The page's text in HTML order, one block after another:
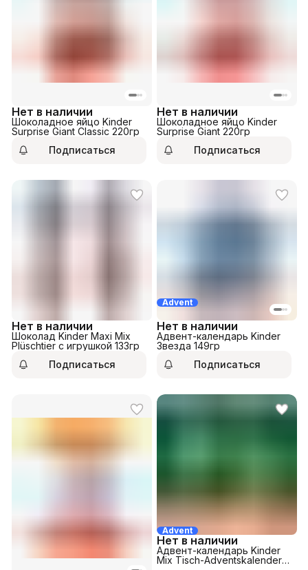
Нет в наличии
Шоколадное яйцо Kinder
Surprise Giant Classic 220гр
Подписаться
Нет в наличии
Шоколадное яйцо Kinder
Surprise Giant 220гр
Подписаться
Нет в наличии
Шоколад Kinder Maxi Mix
Plüschtier с игрушкой 133гр
Подписаться
Advent
Нет в наличии
Адвент-календарь Kinder
Звезда 149гр
Подписаться
Advent
Нет в наличии
Адвент-календарь Kinder
Mix Tisch-Adventskalender